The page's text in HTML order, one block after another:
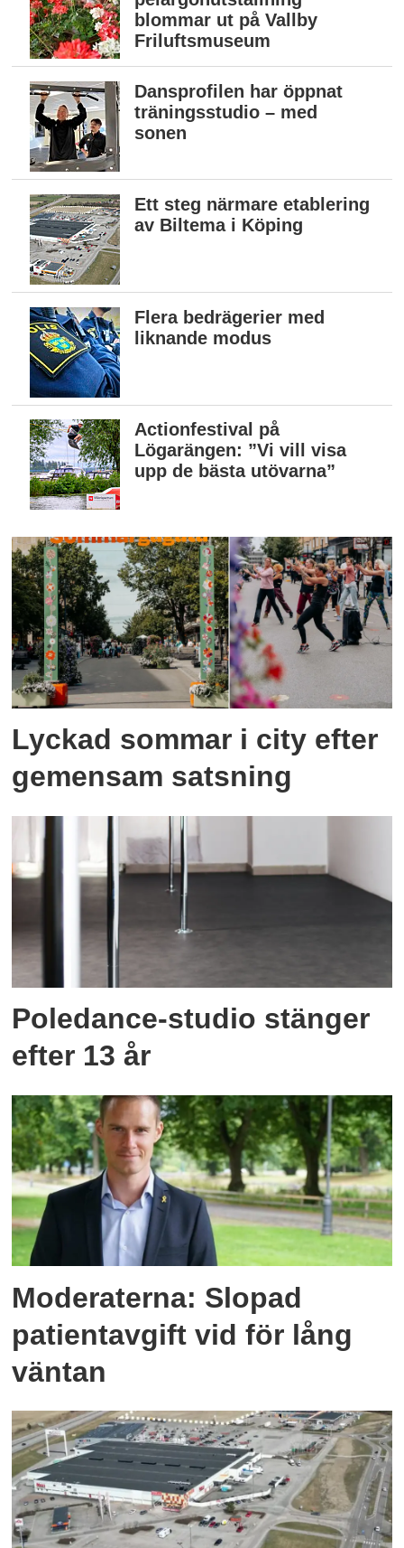
blommar ut på Vallby
Friluftsmuseum
Dansprofilen har öppnat
träningsstudio – med
sonen
Ett steg närmare etablering
av Biltema i Köping
Flera bedrägerier med
liknande modus
Actionfestival på
Lögarängen: ”Vi vill visa
upp de bästa utövarna”
Lyckad sommar i city efter
gemensam satsning
Poledance-studio stänger
efter 13 år
Moderaterna: Slopad
patientavgift vid för lång
väntan